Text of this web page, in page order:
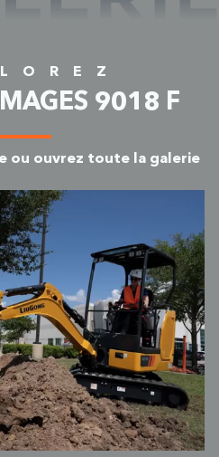
L O R E Z
9018 F
ou ouvrez toute la galerie